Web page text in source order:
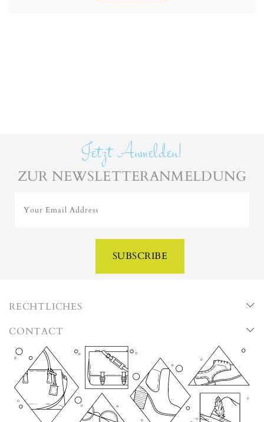
Jetzt Anmelden!
ZUR NEWSLETTERANMELDUNG
Your Email Address
SUBSCRIBE
RECHTLICHES
CONTACT